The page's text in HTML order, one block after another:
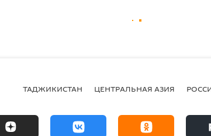
ТАДЖИКИСТАН ЦЕНТРАЛЬНАЯ АЗИЯ